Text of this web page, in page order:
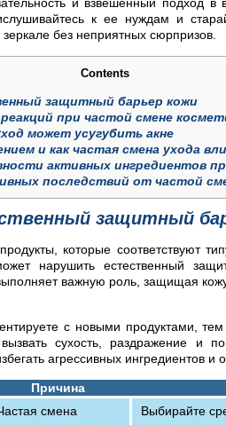
к ее нуждам и
без неприятных сюрпризов.
Contents
защитный барьер кожи
при частой смене
может усугубить акне
и как частая смена ухода
активных ингредиентов
последствий от частой
защитный
которые соответствуют
нарушить естественный
важную роль, защищая
с новыми продуктами,
сухость, раздражение и
агрессивных ингредиентов
Причина
смена
Выбирайте